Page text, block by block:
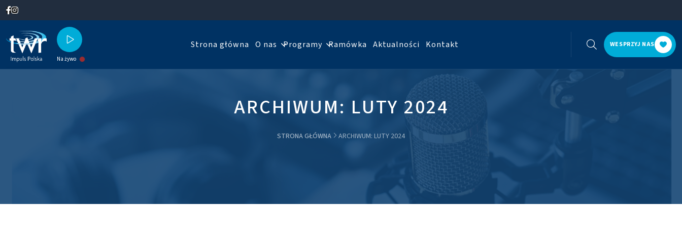
Na żywo
Strona główna O nas Programy Ramówka Aktualności Kontakt WESPRZYJ NAS
ARCHIWUM: LUTY 2024
STRONA GŁÓWNA ARCHIWUM: LUTY 2024